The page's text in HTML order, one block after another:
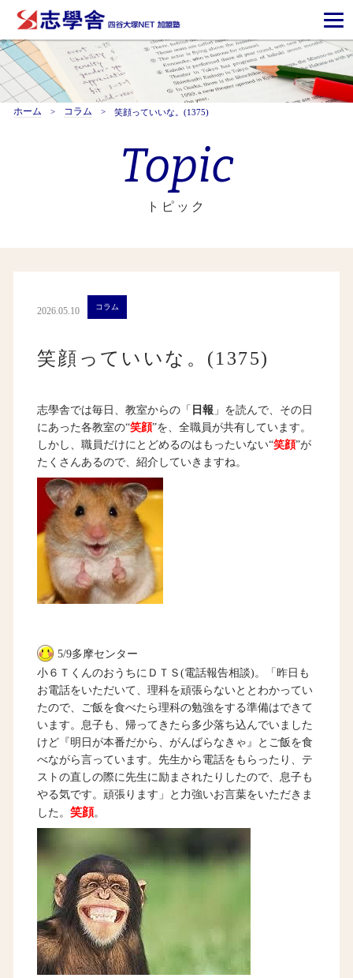
ホーム コラム 笑顔っていいな。(1375)
Topic
トピック
2026.05.10 コラム
笑顔っていいな。(1375)
志學舎では毎日、教室からの「 日報 」を読んで、その日
にあった各教室の“笑顔”を、全職員が共有しています。
しかし、職員だけにとどめるのはもったいない“笑顔”が
たくさんあるので、紹介していきますね。
5/9多摩センター
小６ＴくんのおうちにＤＴＳ(電話報告相談)。「昨日も
お電話をいただいて、理科を頑張らないととわかってい
たので、ご飯を食べたら理科の勉強をする準備はできて
います。息子も、帰ってきたら多少落ち込んでいました
けど『明日が本番だから、がんばらなきゃ』とご飯を食
べながら言っています。先生から電話をもらったり、テ
ストの直しの際に先生に励まされたりしたので、息子も
やる気です。頑張ります」と力強いお言葉をいただきま
した。 笑顔。